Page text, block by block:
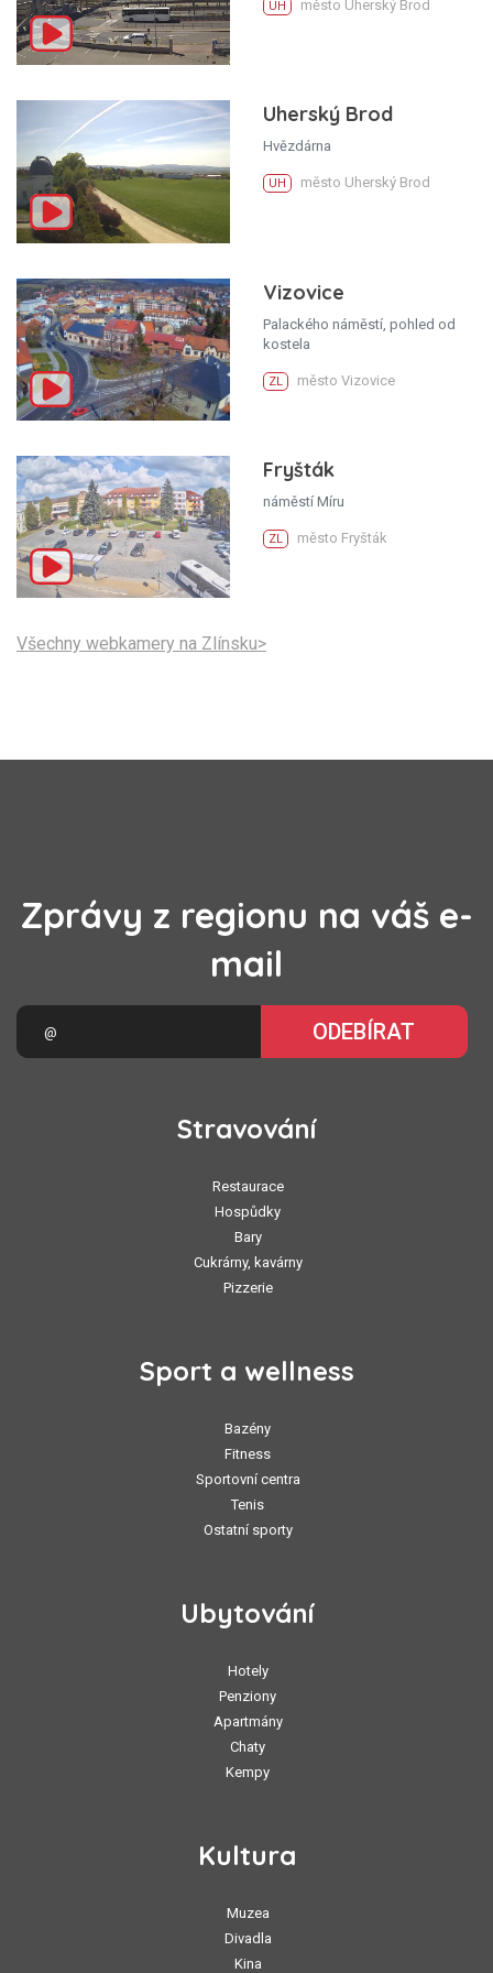
UH město Uherský Brod
Uherský Brod
Hvězdárna
UH město Uherský Brod
Vizovice
Palackého náměstí, pohled od
kostela
ZL město Vizovice
Fryšták
náměstí Míru
ZL město Fryšták
Všechny webkamery na Zlínsku>
Zprávy z regionu na váš e-
mail
ODEBÍRAT
Stravování
Restaurace
Hospůdky
Bary
Cukrárny, kavárny
Pizzerie
Sport a wellness
Bazény
Fitness
Sportovní centra
Tenis
Ostatní sporty
Ubytování
Hotely
Penziony
Apartmány
Chaty
Kempy
Kultura
Muzea
Divadla
Kina